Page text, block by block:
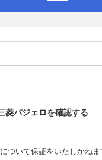
菱パジェロを確認する
ついて保証をいたしかね